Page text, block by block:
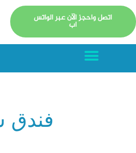
تخطي
إلى
المحتوى
اتصل واحجز الآن عبر الواتس
اب
Menu
فندق